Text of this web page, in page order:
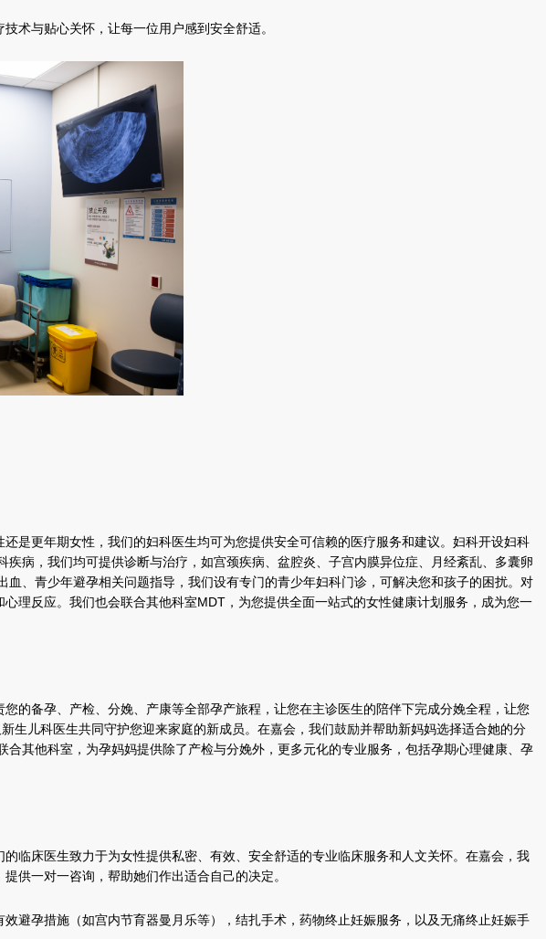
术与贴心关怀，让每一位用户感到安全舒适。
是更年期女性，我们的妇科医生均可为您提供安全可信赖的医疗服务和建议。妇科开设妇科
病，我们均可提供诊断与治疗，如宫颈疾病、盆腔炎、子宫内膜异位症、月经紊乱、多囊卵
、青少年避孕相关问题指导，我们设有专门的青少年妇科门诊，可解决您和孩子的困扰。对
理反应。我们也会联合其他科室MDT，为您提供全面一站式的女性健康计划服务，成为您一
的备孕、产检、分娩、产康等全部孕产旅程，让您在主诊医生的陪伴下完成分娩全程，让您
生儿科医生共同守护您迎来家庭的新成员。在嘉会，我们鼓励并帮助新妈妈选择适合她的分
其他科室，为孕妈妈提供除了产检与分娩外，更多元化的专业服务，包括孕期心理健康、孕
临床医生致力于为女性提供私密、有效、安全舒适的专业临床服务和人文关怀。在嘉会，我
供一对一咨询，帮助她们作出适合自己的决定。
避孕措施（如宫内节育器曼月乐等），结扎手术，药物终止妊娠服务，以及无痛终止妊娠手